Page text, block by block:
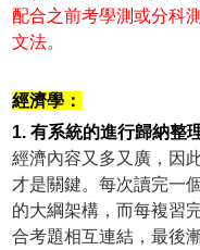
配合之前考學測或分科
文法。
經濟學：
1. 有系統的進行歸納整
經濟內容又多又廣，因
才是關鍵。每次讀完一
的大綱架構，而每複習
合考題相互連結，最後